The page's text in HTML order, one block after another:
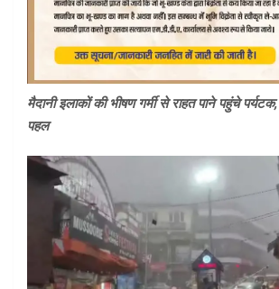
मैदानी इलाकों की भीषण गर्मी से राहत पाने पहुंचे
पहल